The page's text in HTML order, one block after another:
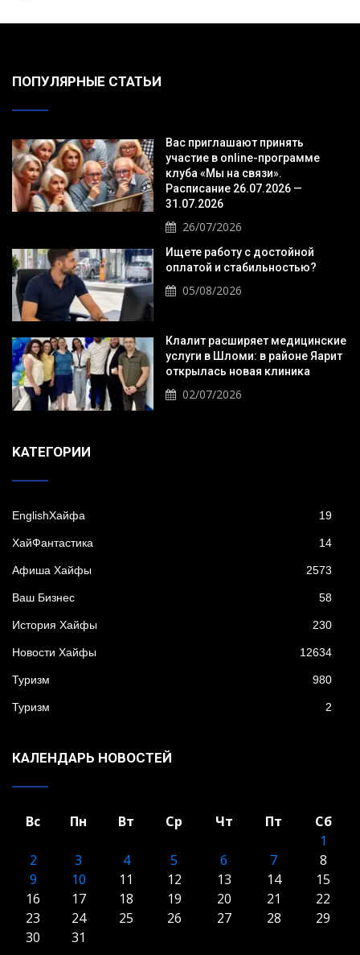
ПОПУЛЯРНЫЕ СТАТЬИ
Вас приглашают принять
участие в online-программе
клуба «Мы на связи».
Расписание 26.07.2026 —
31.07.2026
26/07/2026
Ищете работу с достойной
оплатой и стабильностью?
05/08/2026
Клалит расширяет медицинские
услуги в Шломи: в районе Яарит
открылась новая клиника
02/07/2026
KАТЕГОРИИ
EnglishХайфа 19
XайФантастика 14
Афиша Хайфы 2573
Ваш Бизнес 58
История Хайфы 230
Новости Хайфы 12634
Туризм 980
Туризм 2
КАЛЕНДАРЬ НОВОСТЕЙ
Вс Пн Вт Ср Чт Пт
Сб
1
2
3 4 5 6 7
8
9
10 11 12 13 14
15
16
17 18 19 20 21
22
23
24 25 26 27 28
29
30
31